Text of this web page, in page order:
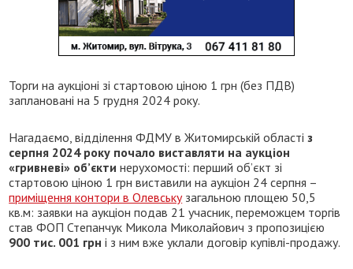
Торги на аукціоні зі стартовою ціною 1 грн (без ПДВ)
заплановані на 5 грудня 2024 року.
Нагадаємо, відділення ФДМУ в Житомирській областіз
серпня 2024 року почало виставляти на аукціон
«гривневі» об’єкти нерухомості: перший об’єкт зі
стартовою ціною 1 грн виставили на аукціон 24 серпня –
приміщення контори в Олевськузагальною площею 50,5
кв.м: заявки на аукціон подав 21 учасник, переможцем торгів
став ФОП Степанчук Микола Миколайович з пропозицією
900 тис. 001 грн і з ним вже уклали договір купівлі-продажу.